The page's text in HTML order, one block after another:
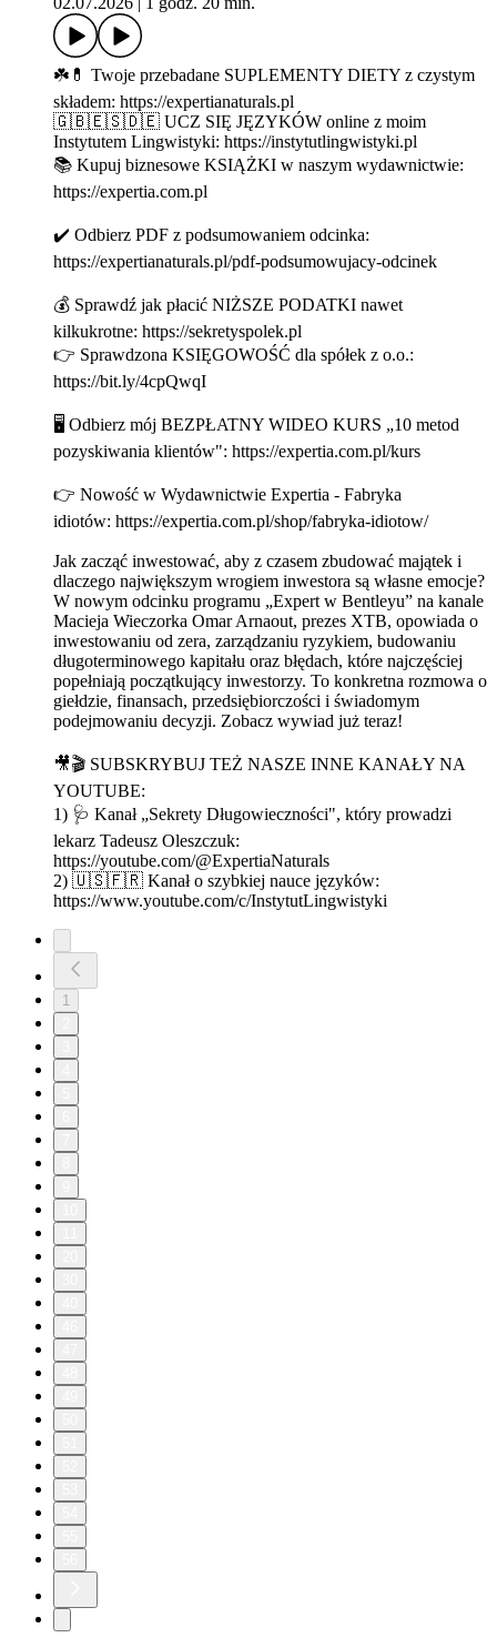
☘️💊 Twoje przebadane SUPLEMENTY DIETY z czystym
składem: https://expertianaturals.pl
🇬🇧🇪🇸🇩🇪 UCZ SIĘ JĘZYKÓW online z moim
Instytutem Lingwistyki: https://instytutlingwistyki.pl
📚 Kupuj biznesowe KSIĄŻKI w naszym wydawnictwie:
https://expertia.com.pl
✔️ Odbierz PDF z podsumowaniem odcinka:
https://expertianaturals.pl/pdf-podsumowujacy-odcinek
💰 Sprawdź jak płacić NIŻSZE PODATKI nawet
kilkukrotne: https://sekretyspolek.pl
👉 Sprawdzona KSIĘGOWOŚĆ dla spółek z o.o.:
https://bit.ly/4cpQwqI
🖥 Odbierz mój BEZPŁATNY WIDEO KURS „10 metod
pozyskiwania klientów": https://expertia.com.pl/kurs
👉 Nowość w Wydawnictwie Expertia - Fabryka
idiotów: https://expertia.com.pl/shop/fabryka-idiotow/
Jak zacząć inwestować, aby z czasem zbudować majątek i
dlaczego największym wrogiem inwestora są własne emocje?
W nowym odcinku programu „Expert w Bentleyu” na kanale
Macieja Wieczorka Omar Arnaout, prezes XTB, opowiada o
inwestowaniu od zera, zarządzaniu ryzykiem, budowaniu
długoterminowego kapitału oraz błędach, które najczęściej
popełniają początkujący inwestorzy. To konkretna rozmowa o
giełdzie, finansach, przedsiębiorczości i świadomym
podejmowaniu decyzji. Zobacz wywiad już teraz!
🎥🎬 SUBSKRYBUJ TEŻ NASZE INNE KANAŁY NA
YOUTUBE:
1) 🩺 Kanał „Sekrety Długowieczności", który prowadzi
lekarz Tadeusz Oleszczuk:
https://youtube.com/@ExpertiaNaturals
2) 🇺🇸🇫🇷 Kanał o szybkiej nauce języków:
https://www.youtube.com/c/InstytutLingwistyki
1